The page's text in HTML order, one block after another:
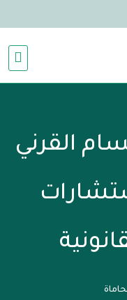
القرني